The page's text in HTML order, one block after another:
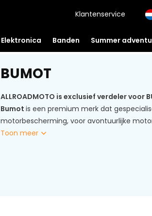
Klantenservice
Elektronica Banden Summer
BUMOT
ALLROADMOTO is exclusief verdeler voor
Bumot is een premium merk dat
motorbescherming, voor avontuurlijke
Toon meer